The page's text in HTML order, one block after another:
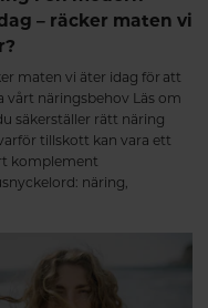
as a Dietary
in Athletes with
Medical Research and
2008. Bello AE, Oesser S.
hydrolysate for the
of osteoarthritis and
joint disorders: a review of
Current Medical
supplementation in
with resistance
improves body
– räcker maten vi
maten vi äter idag för att
vårt näringsbehov Läs om
säkerställer rätt näring
tillskott kan vara ett
komplement
näring,